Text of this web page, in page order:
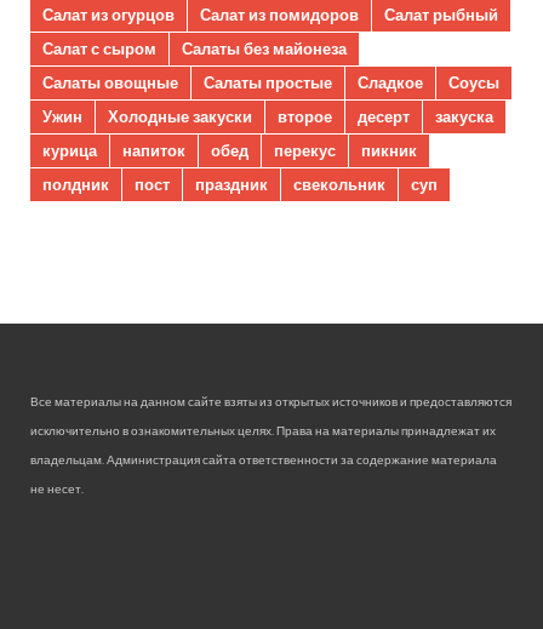
Салат из огурцов
Салат из помидоров
Салат рыбный
Салат с сыром
Салаты без майонеза
Салаты овощные
Салаты простые Сладкое
Соусы
Ужин
Холодные закуски второе десерт
закуска
курица
напиток обед перекус
пикник
полдник
пост праздник свекольник суп
Все материалы на данном сайте взяты из открытых источников и предоставляются
исключительно в ознакомительных целях. Права на материалы принадлежат их
владельцам. Администрация сайта ответственности за содержание материала
не несет.